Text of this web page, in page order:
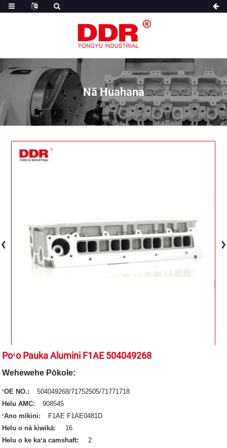
Nā Huahana
Poʻo Pauka Alumini F1AE 504049268
Wehewehe Pōkole:
ʻOE NO.:
504049268/71752505/71771718
Helu AMC:
908545
ʻAno mīkini:
F1AE F1AE0481D
Helu o nā kiwikā:
16
Helu o ke kaʻa camshaft:
2